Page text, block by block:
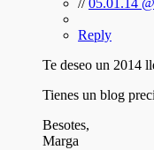
// 05.01.14
Reply
Te deseo un 2014
Tienes un blog
Besotes,
Marga